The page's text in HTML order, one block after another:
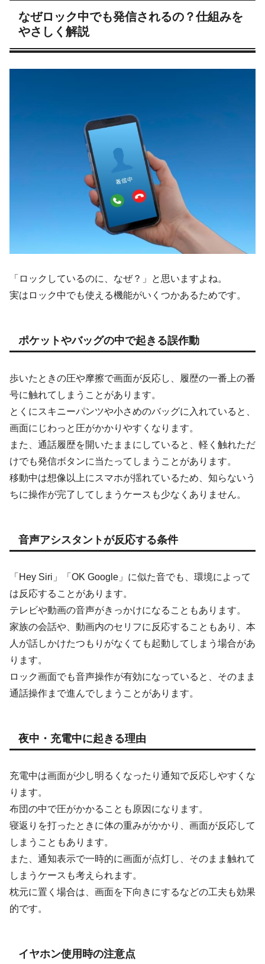
なぜロック中でも発信されるの？仕組みを
やさしく解説
「ロックしているのに、なぜ？」と思いますよね。
実はロック中でも使える機能がいくつかあるためです。
ポケットやバッグの中で起きる誤作動
歩いたときの圧や摩擦で画面が反応し、履歴の一番上の番
号に触れてしまうことがあります。
とくにスキニーパンツや小さめのバッグに入れていると、
画面にじわっと圧がかかりやすくなります。
また、通話履歴を開いたままにしていると、軽く触れただ
けでも発信ボタンに当たってしまうことがあります。
移動中は想像以上にスマホが揺れているため、知らないう
ちに操作が完了してしまうケースも少なくありません。
音声アシスタントが反応する条件
「Hey Siri」「OK Google」に似た音でも、環境によって
は反応することがあります。
テレビや動画の音声がきっかけになることもあります。
家族の会話や、動画内のセリフに反応することもあり、本
人が話しかけたつもりがなくても起動してしまう場合があ
ります。
ロック画面でも音声操作が有効になっていると、そのまま
通話操作まで進んでしまうことがあります。
夜中・充電中に起きる理由
充電中は画面が少し明るくなったり通知で反応しやすくな
ります。
布団の中で圧がかかることも原因になります。
寝返りを打ったときに体の重みがかかり、画面が反応して
しまうこともあります。
また、通知表示で一時的に画面が点灯し、そのまま触れて
しまうケースも考えられます。
枕元に置く場合は、画面を下向きにするなどの工夫も効果
的です。
イヤホン使用時の注意点